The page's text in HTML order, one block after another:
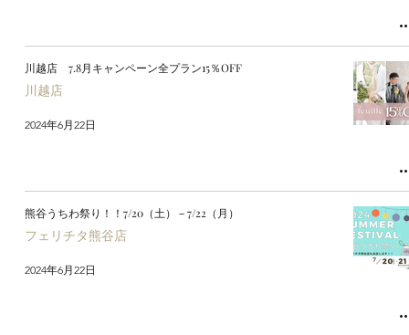
川越店 7.8月キャンペーン全プラン15％OFF
川越店
2024年6月22日
熊谷うちわ祭り！！7/20（土）－7/22（月）
フェリチタ熊谷店
2024年6月22日